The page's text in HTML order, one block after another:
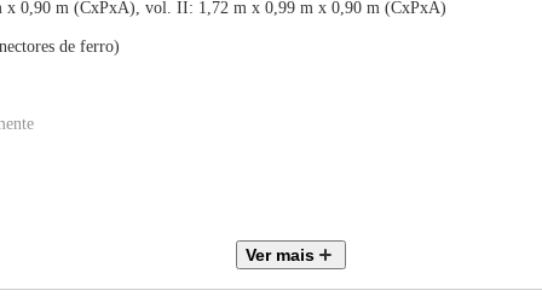
x 0,90 m (CxPxA), vol. II: 1,72 m x 0,99 m x 0,90 m (CxPxA)
de ferro)
Ver mais